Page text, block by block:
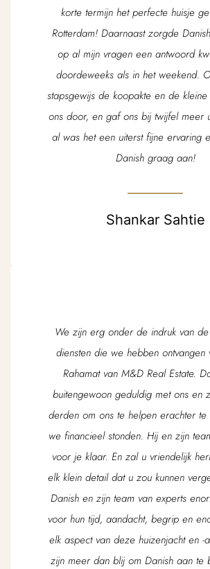
korte termijn het perfecte huisje
Rotterdam! Daarnaast zorgde
op al mijn vragen een antwoord
doordeweeks als in het weekend.
stapsgewijs de koopakte en de kleine
ons door, en gaf ons bij twijfel meer
al was het een uiterst fijne ervaring
Danish graag aan!
Shankar Sahtie
We zijn erg onder de indruk van
diensten die we hebben ontvangen
Rahamat van M&D Real Estate.
buitengewoon geduldig met ons en
derden om ons te helpen erachter
we financieel stonden. Hij en zijn
voor je klaar. En zal u vriendelijk
elk klein detail dat u zou kunnen
Danish en zijn team van experts
voor hun tijd, aandacht, begrip en
elk aspect van deze huizenjacht en -
zijn meer dan blij om Danish aan te